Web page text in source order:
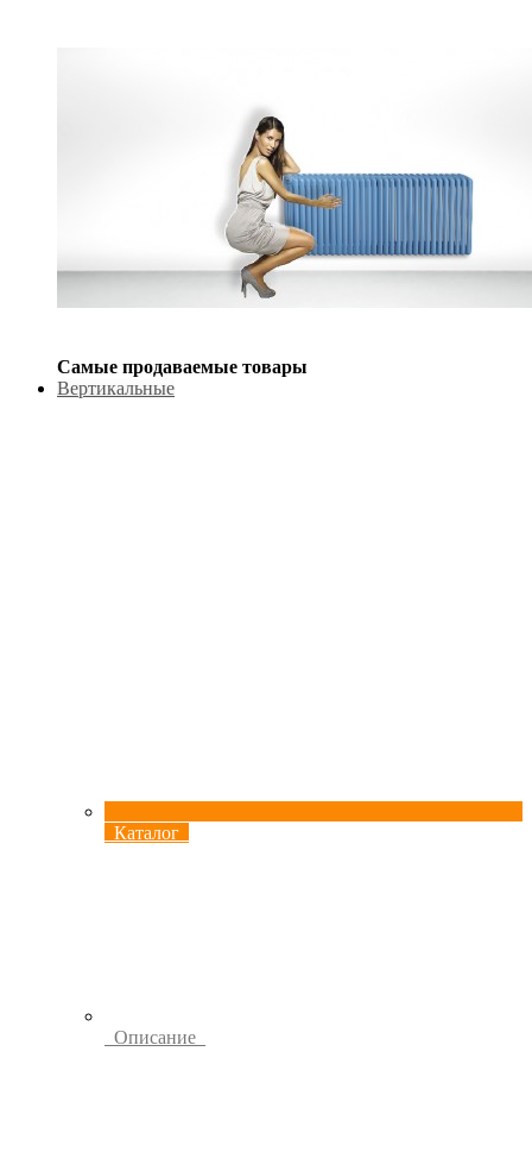
Самые продаваемые товары
Вертикальные
Каталог
Описание